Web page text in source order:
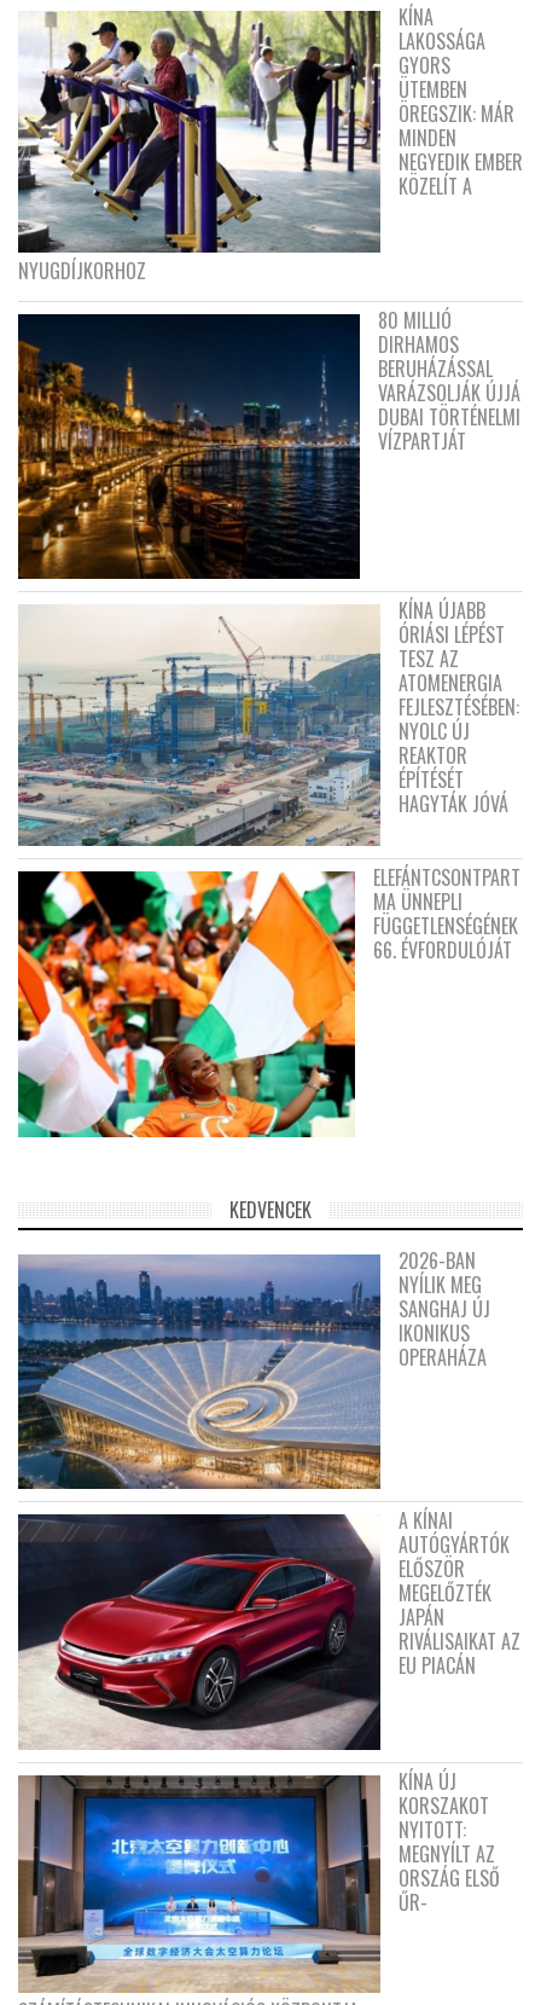
KÍNA
LAKOSSÁGA
GYORS
ÜTEMBEN
ÖREGSZIK: MÁR
MINDEN
NEGYEDIK EMBER
KÖZELÍT A
NYUGDÍJKORHOZ
80 MILLIÓ
DIRHAMOS
BERUHÁZÁSSAL
VARÁZSOLJÁK ÚJJÁ
DUBAI TÖRTÉNELMI
VÍZPARTJÁT
KÍNA ÚJABB
ÓRIÁSI LÉPÉST
TESZ AZ
ATOMENERGIA
FEJLESZTÉSÉBEN:
NYOLC ÚJ
REAKTOR
ÉPÍTÉSÉT
HAGYTÁK JÓVÁ
ELEFÁNTCSONTPART
MA ÜNNEPLI
FÜGGETLENSÉGÉNEK
66. ÉVFORDULÓJÁT
KEDVENCEK
2026-BAN
NYÍLIK MEG
SANGHAJ ÚJ
IKONIKUS
OPERAHÁZA
A KÍNAI
AUTÓGYÁRTÓK
ELŐSZÖR
MEGELŐZTÉK
JAPÁN
RIVÁLISAIKAT AZ
EU PIACÁN
KÍNA ÚJ
KORSZAKOT
NYITOTT:
MEGNYÍLT AZ
ORSZÁG ELSŐ
ŰR-